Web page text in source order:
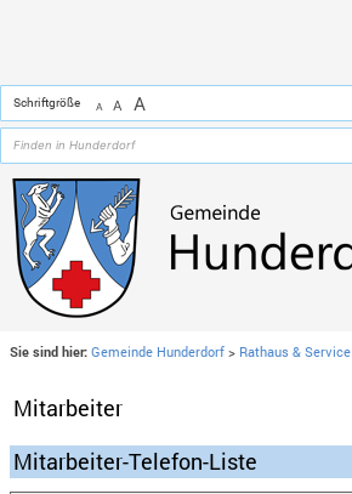
Schriftgröße A A A
Sie sind hier: Gemeinde Hunderdorf > Rathaus & Service
Mitarbeiter
Mitarbeiter-Telefon-Liste